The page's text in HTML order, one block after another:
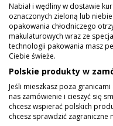
Nabiał i wędliny w dostawie
oznaczonych zieloną lub
opakowania chłodniczego
makulaturowych wraz ze
technologii pakowania masz
Ciebie świeże.
Polskie produkty w
Jeśli mieszkasz poza
nas zamówienie i cieszyć się
chcesz wspierać polskich
chcesz sprawdzić zagraniczne